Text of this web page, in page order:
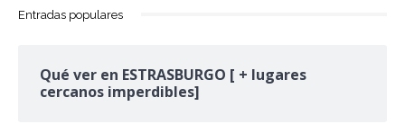
Entradas populares
Qué ver en ESTRASBURGO [ + lugares
cercanos imperdibles]